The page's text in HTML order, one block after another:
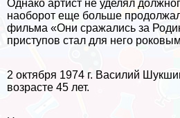
Однако артист не уделял
наоборот еще больше
фильма «Они сражались за
приступов стал для него
2 октября 1974 г. Василий
возрасте 45 лет.